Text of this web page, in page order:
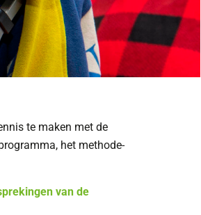
te maken met de
het methode-
van de